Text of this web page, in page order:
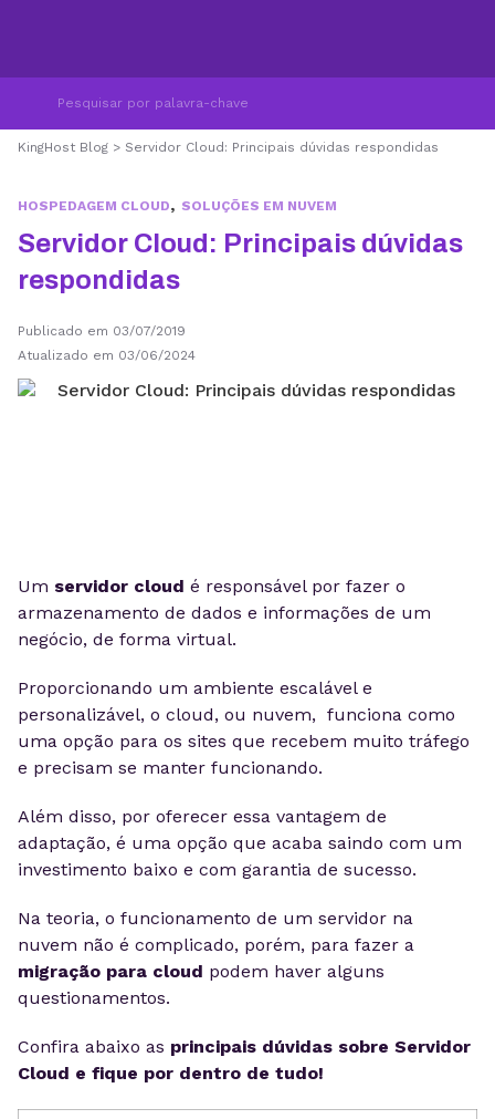
KingHost Blog > Servidor Cloud: Principais dúvidas respondidas
HOSPEDAGEM CLOUD, SOLUÇÕES EM NUVEM
Servidor Cloud: Principais dúvidas
respondidas
Publicado em 03/07/2019
Atualizado em 03/06/2024
Um servidor cloud é responsável por fazer o
armazenamento de dados e informações de um
negócio, de forma virtual.
Proporcionando um ambiente escalável e
personalizável, o cloud, ou nuvem, funciona como
uma opção para os sites que recebem muito tráfego
e precisam se manter funcionando.
Além disso, por oferecer essa vantagem de
adaptação, é uma opção que acaba saindo com um
investimento baixo e com garantia de sucesso.
Na teoria, o funcionamento de um servidor na
nuvem não é complicado, porém, para fazer a
migração para cloud podem haver alguns
questionamentos.
Confira abaixo as principais dúvidas sobre Servidor
Cloud e fique por dentro de tudo!